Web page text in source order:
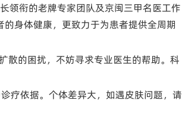
领衔的老牌专家团队及京闽三甲名医工作
身体健康，更致力于为患者提供全周期
散的困扰，不妨寻求专业医生的帮助。科
疗依据。个体差异大，如遇皮肤问题，请